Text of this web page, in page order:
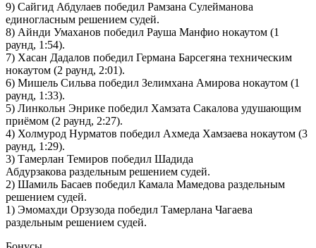
9) Сайгид Абдулаев победил Рамзана Сулейманова
единогласным решением судей.
8) Айнди Умаханов победил Рауша Манфио нокаутом (1
раунд, 1:54).
7) Хасан Дадалов победил Германа Барсегяна техническим
нокаутом (2 раунд, 2:01).
6) Мишель Сильва победил Зелимхана Амирова нокаутом (1
раунд, 1:33).
5) Линкольн Энрике победил Хамзата Сакалова удушающим
приёмом (2 раунд, 2:27).
4) Холмурод Нурматов победил Ахмеда Хамзаева нокаутом (3
раунд, 1:29).
3) Тамерлан Темиров победил Шадида
Абдурзакова раздельным решением судей.
2) Шамиль Басаев победил Камала Мамедова раздельным
решением судей.
1) Эмомахди Орзузода победил Тамерлана Чагаева
раздельным решением судей.